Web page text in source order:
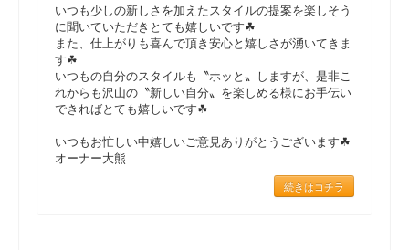
いつも少しの新しさを加えたスタイルの提案を楽しそう
に聞いていただきとても嬉しいです☘
また、仕上がりも喜んで頂き安心と嬉しさが湧いてきま
す☘
いつもの自分のスタイルも〝ホッと〟しますが、是非こ
れからも沢山の〝新しい自分〟を楽しめる様にお手伝い
できればとても嬉しいです☘
いつもお忙しい中嬉しいご意見ありがとうございます☘
オーナー大熊
続きはコチラ